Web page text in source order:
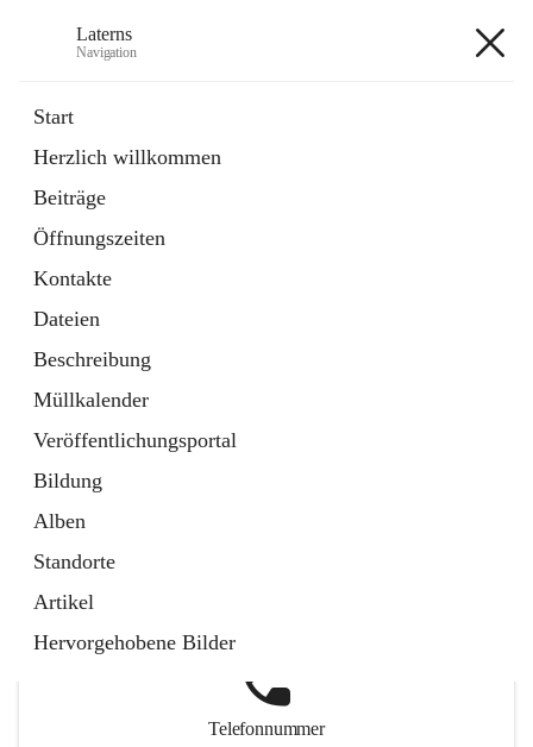
Laterns
Navigation
Start
Herzlich willkommen
Beiträge
Öffnungszeiten
Kontakte
Dateien
Beschreibung
Müllkalender
Veröffentlichungsportal
Bildung
Alben
Standorte
Artikel
Hervorgehobene Bilder
11 Schnellzugriffe
Soziales
1 Schnellzugriff
Telefonnummer